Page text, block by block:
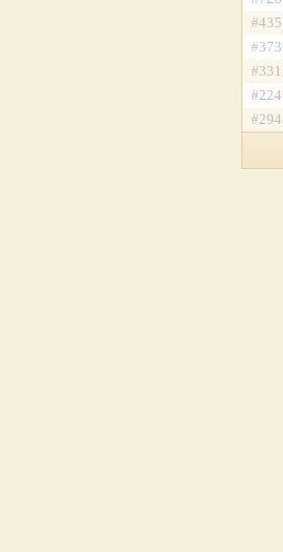
#435
#373
#331
#224
#294